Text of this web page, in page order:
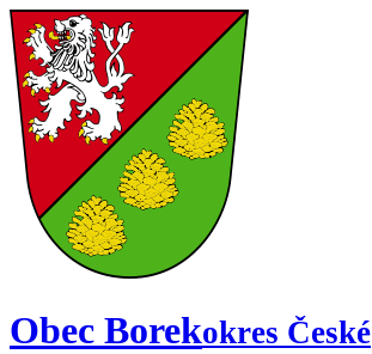
Obec Borekokres České